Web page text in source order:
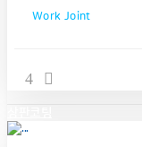
Work Joint